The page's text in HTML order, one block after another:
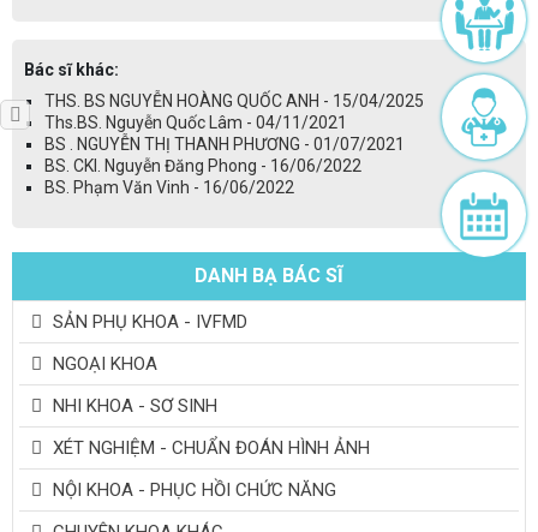
Bác sĩ khác:
THS. BS NGUYỄN HOÀNG QUỐC ANH - 15/04/2025
Ths.BS. Nguyễn Quốc Lâm - 04/11/2021
BS . NGUYỄN THỊ THANH PHƯƠNG - 01/07/2021
BS. CKI. Nguyễn Đăng Phong - 16/06/2022
BS. Phạm Văn Vinh - 16/06/2022
DANH BẠ BÁC SĨ
SẢN PHỤ KHOA - IVFMD
NGOẠI KHOA
NHI KHOA - SƠ SINH
XÉT NGHIỆM - CHUẨN ĐOÁN HÌNH ẢNH
NỘI KHOA - PHỤC HỒI CHỨC NĂNG